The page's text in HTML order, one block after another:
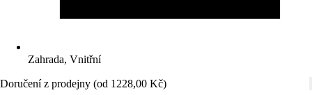
Zahrada, Vnitřní
Doručení z prodejny (od 1228,00 Kč)